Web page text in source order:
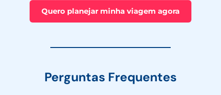
Quero planejar minha viagem agora
Perguntas Frequentes